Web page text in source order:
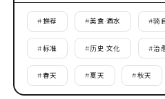
#推荐 #美食·酒水 #骑
#标准 #历史·文化 #治
#春天 #夏天 #秋天